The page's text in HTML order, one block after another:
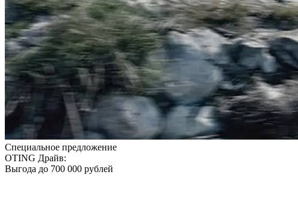
Специальное предложение
OTING Драйв:
Выгода до 700 000 рублей